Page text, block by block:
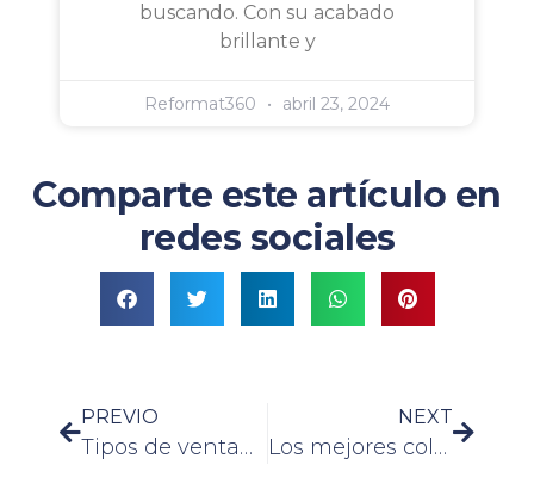
buscando. Con su acabado
brillante y
Reformat360 abril 23, 2024
Comparte este artículo en
redes sociales
PREVIO
Tipos de ventanas para cocinas
NEXT
Los mejores colores para baños